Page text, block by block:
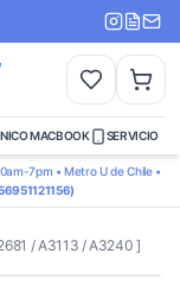
MACBOOK SERVICIO
7pm • Metro U de Chile •
/ A3113 / A3240 ]